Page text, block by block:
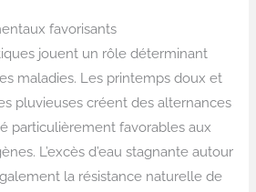
favorisants
jouent un rôle déterminant
maladies. Les printemps doux et
pluvieuses créent des alternances
particulièrement favorables aux
L’excès d’eau stagnante autour
la résistance naturelle de